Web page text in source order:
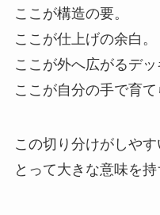
ここが構造の要。
ここが仕上げの余白。
ここが外へ広がるデッ
ここが自分の手で育て
この切り分けがしや
とって大きな意味を持